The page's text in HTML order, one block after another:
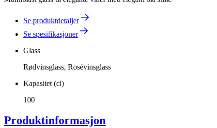
Se produktdetaljer
Se spesifikasjoner
Glass
Rødvinsglass, Rosévinsglass
Kapasitet (cl)
100
Produktinformasjon